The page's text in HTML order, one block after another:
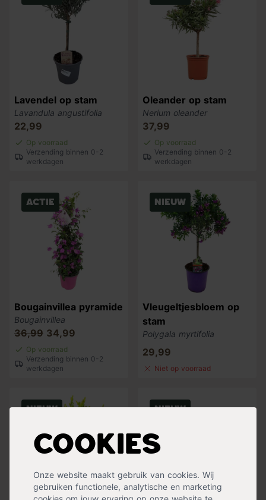
Cookies
Onze website maakt gebruik van cookies. Wij
gebruiken functionele, analytische en marketing
Lavendel op stam
Lavandula angustifolia
22,99
Op voorraad
Verzending binnen 0-2
werkdagen
Oleander op stam
Nerium oleander
37,99
Op voorraad
Verzending binnen 0-2
werkdagen
Actie
Bougainvillea pyramide
Bougainvillea
36,99 34,99
Op voorraad
Verzending binnen 0-2
werkdagen
Nieuw
Vleugeltjesbloem op
stam
Polygala myrtifolia
29,99
Niet op voorraad
Nieuw Nieuw